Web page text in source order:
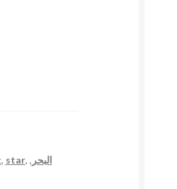
, star, البحر ,